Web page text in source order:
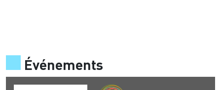
Événements